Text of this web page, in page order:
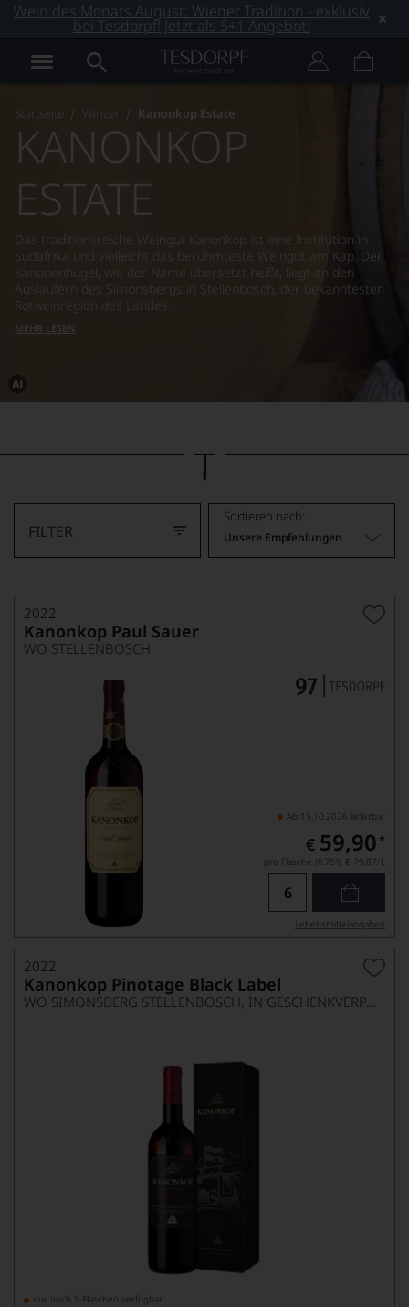
Wein des Monats August: Wiener Tradition - exklusiv
bei Tesdorpf! Jetzt als 5+1 Angebot!
Startseite Winzer Kanonkop Estate
Dieses
von
KANONKOP
ESTATE
Das traditionsreiche Weingut Kanonkop ist eine Institution in
Südafrika und vielleicht das berühmteste Weingut am Kap. Der
Kanonenhügel, wie der Name übersetzt heißt, liegt an den
Ausläufern des Simonsbergs in Stellenbosch, der bekanntesten
Rotweinregion des Landes.
MEHR LESEN
FILTER
Sortieren nach:
Unsere Empfehlungen
2022
Kanonkop Paul Sauer
WO STELLENBOSCH
Ab 15.10.2026 lieferbar
€ 59,90 *
pro Flasche (0.75l), € 79,87/L
Lebensmittel­angaben
2022
Kanonkop Pinotage Black Label
WO SIMONSBERG STELLENBOSCH, IN GESCHENKVERPACKUNG
nur noch 5 Flaschen verfügbar